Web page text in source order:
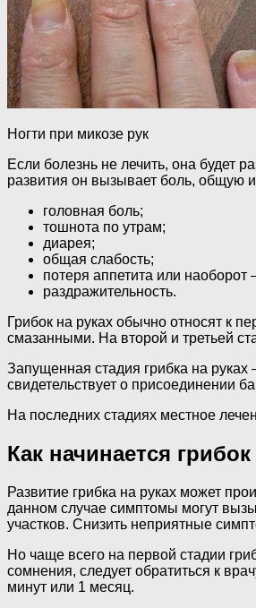
Ногти при микозе рук
Если болезнь не лечить, она будет
развития он вызывает боль, общую
головная боль;
тошнота по утрам;
диарея;
общая слабость;
потеря аппетита или
раздражительность.
Грибок на руках обычно относят к
смазанными. На второй и третьей
Запущенная стадия грибка на руках
свидетельствует о присоединении
На последних стадиях местное
Как начинается
Развитие грибка на руках может
данном случае симптомы могут
участков. Снизить неприятные
Но чаще всего на первой стадии
сомнения, следует обратиться к
минут или 1 месяц.